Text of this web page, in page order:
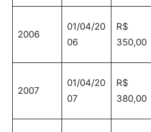
2006
01/04/20
06
R$
350,00
2007
01/04/20
07
R$
380,00